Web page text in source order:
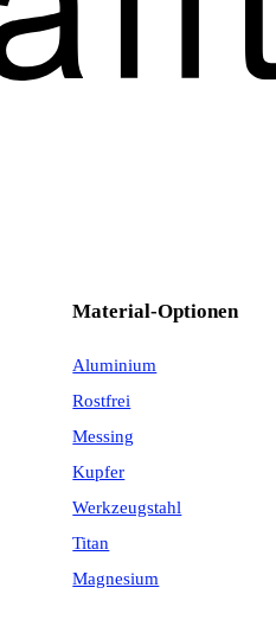
Material-Optionen
Aluminium
Rostfrei
Messing
Kupfer
Werkzeugstahl
Titan
Magnesium